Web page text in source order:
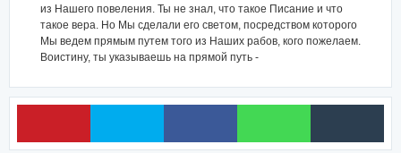
из Нашего повеления. Ты не знал, что такое Писание и что
такое вера. Но Мы сделали его светом, посредством которого
Мы ведем прямым путем того из Наших рабов, кого пожелаем.
Воистину, ты указываешь на прямой путь -